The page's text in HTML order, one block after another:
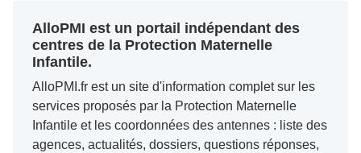
AlloPMI est un portail indépendant des
centres de la Protection Maternelle
Infantile.
AlloPMI.fr est un site d'information complet sur les
services proposés par la Protection Maternelle
Infantile et les coordonnées des antennes : liste des
agences, actualités, dossiers, questions réponses,